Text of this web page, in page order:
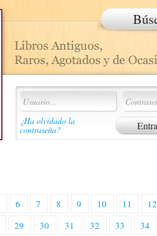
¿Ha olvidado la
contraseña?
6 7 8 9 10 11
12
29 30 31 32 33
34